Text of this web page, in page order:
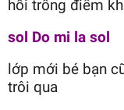
hồi trống điểm
sol Do mi la sol
lớp mới bé bạn
trôi qua